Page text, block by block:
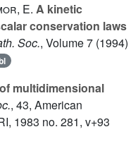
E. A kinetic
conservation laws
Soc., Volume 7 (1994)
multidimensional
, 43, American
1983 no. 281, v+93